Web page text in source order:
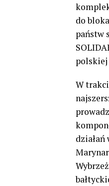
do
państw
polskiej
W